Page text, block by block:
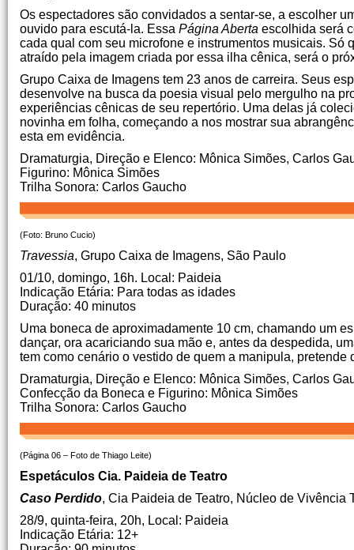
Os espectadores são convidados a sentar-se, a escolher
ouvido para escutá-la. Essa Página Aberta escolhida será
cada qual com seu microfone e instrumentos musicais. Só
atraído pela imagem criada por essa ilha cênica, será o
Grupo Caixa de Imagens tem 23 anos de carreira. Seus
desenvolve na busca da poesia visual pelo mergulho na
experiências cênicas de seu repertório. Uma delas já
novinha em folha, começando a nos mostrar sua
esta em evidência.
Dramaturgia, Direção e Elenco: Mônica Simões, Carlos
Figurino: Mônica Simões
Trilha Sonora: Carlos Gaucho
(Foto: Bruno Cucio)
Travessia, Grupo Caixa de Imagens, São Paulo
01/10, domingo, 16h. Local: Paideia
Indicação Etária: Para todas as idades
Duração: 40 minutos
Uma boneca de aproximadamente 10 cm, chamando um
dançar, ora acariciando sua mão e, antes da despedida,
tem como cenário o vestido de quem a manipula,
Dramaturgia, Direção e Elenco: Mônica Simões, Carlos
Confecção da Boneca e Figurino: Mônica Simões
Trilha Sonora: Carlos Gaucho
(Página 06 – Foto de Thiago Leite)
Espetáculos Cia. Paideia de Teatro
Caso Perdido, Cia Paideia de Teatro, Núcleo de
28/9, quinta-feira, 20h, Local: Paideia
Indicação Etária: 12+